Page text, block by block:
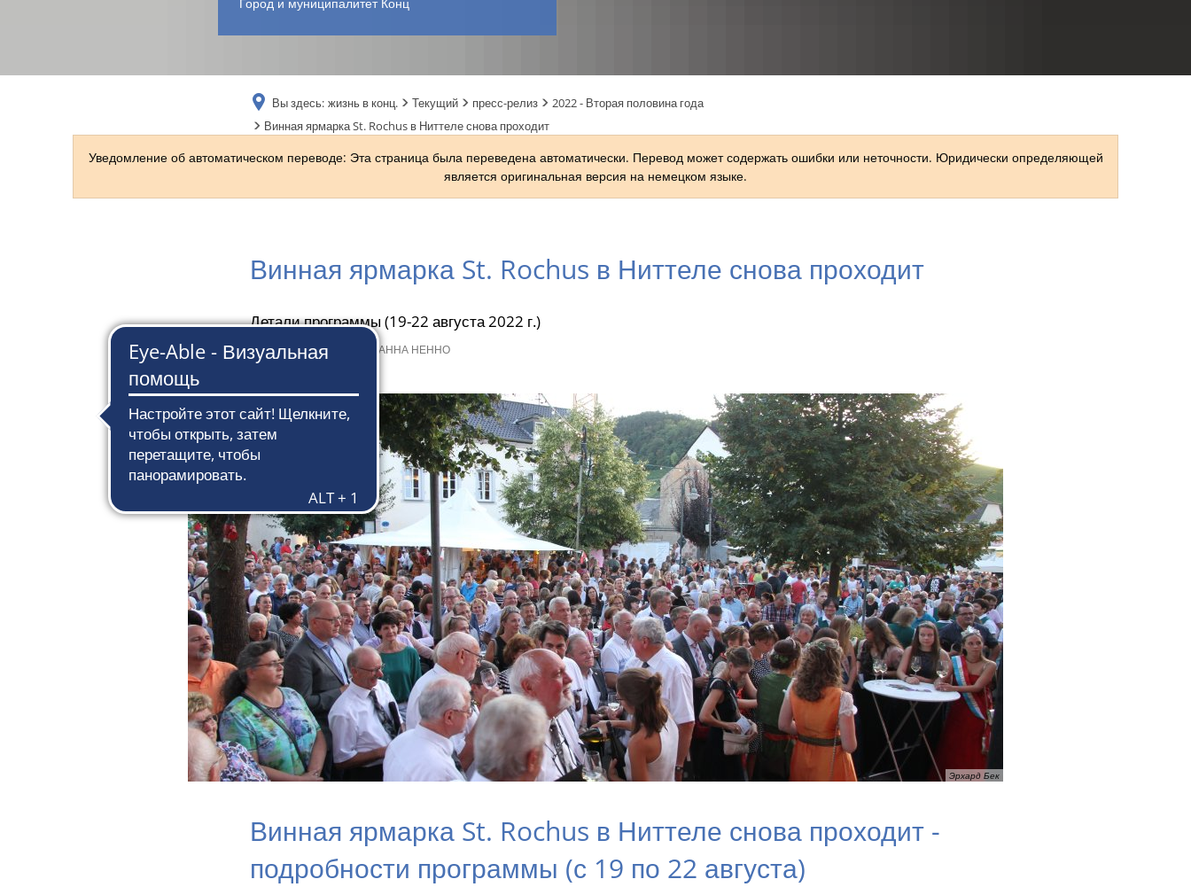
Вы здесь: жизнь в конц. Текущий пресс-релиз
2022 - Вторая половина года
Винная ярмарка St. Rochus в Ниттеле снова проходит
Уведомление об автоматическом переводе: Эта страница была переведена автоматически. Перевод может содержать ошибки или неточности. Юридически определяющей
является оригинальная версия на немецком языке.
Винная ярмарка St. Rochus в Ниттеле снова проходит
Детали программы (19-22 августа 2022 г.)
5 августа 2022 г. СЮЗАННА НЕННО
Эрхард Бек
Винная ярмарка St. Rochus в Ниттеле снова проходит -
подробности программы (с 19 по 22 августа)